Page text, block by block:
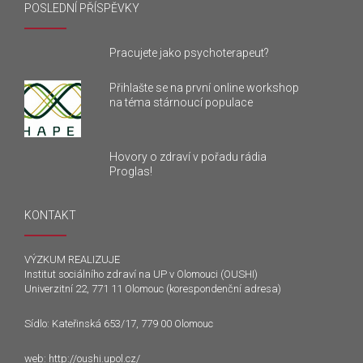
POSLEDNÍ PŘÍSPĚVKY
Pracujete jako psychoterapeut?
Přihlašte se na první online workshop
na téma stárnoucí populace
Hovory o zdraví v pořadu rádia
Proglas!
KONTAKT
VÝZKUM REALIZUJE
Institut sociálního zdraví na UP v Olomouci (OUSHI)
Univerzitní 22, 771 11 Olomouc (korespondenční adresa)
Sídlo: Kateřinská 653/17, 779 00 Olomouc
web: http://oushi.upol.cz/